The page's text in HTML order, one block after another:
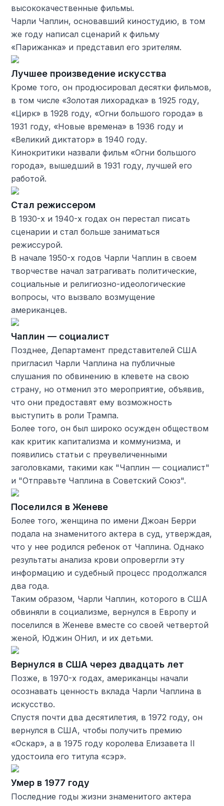
высококачественные фильмы.
Чарли Чаплин, основавший киностудию, в том
же году написал сценарий к фильму
«Парижанка» и представил его зрителям.
Лучшее произведение искусства
Кроме того, он продюсировал десятки фильмов,
в том числе «Золотая лихорадка» в 1925 году,
«Цирк» в 1928 году, «Огни большого города» в
1931 году, «Новые времена» в 1936 году и
«Великий диктатор» в 1940 году.
Кинокритики назвали фильм «Огни большого
города», вышедший в 1931 году, лучшей его
работой.
Стал режиссером
В 1930-х и 1940-х годах он перестал писать
сценарии и стал больше заниматься
режиссурой.
В начале 1950-х годов Чарли Чаплин в своем
творчестве начал затрагивать политические,
социальные и религиозно-идеологические
вопросы, что вызвало возмущение
американцев.
Чаплин — социалист
Позднее, Департамент представителей США
пригласил Чарли Чаплина на публичные
слушания по обвинению в клевете на свою
страну, но отменил это мероприятие, объявив,
что они предоставят ему возможность
выступить в роли Трампа.
Более того, он был широко осужден обществом
как критик капитализма и коммунизма, и
появились статьи с преувеличенными
заголовками, такими как "Чаплин — социалист"
и "Отправьте Чаплина в Советский Союз".
Поселился в Женеве
Более того, женщина по имени Джоан Берри
подала на знаменитого актера в суд, утверждая,
что у нее родился ребенок от Чаплина. Однако
результаты анализа крови опровергли эту
информацию и судебный процесс продолжался
два года.
Таким образом, Чарли Чаплин, которого в США
обвиняли в социализме, вернулся в Европу и
поселился в Женеве вместе со своей четвертой
женой, Юджин ОНил, и их детьми.
Вернулся в США через двадцать лет
Позже, в 1970-х годах, американцы начали
осознавать ценность вклада Чарли Чаплина в
искусство.
Спустя почти два десятилетия, в 1972 году, он
вернулся в США, чтобы получить премию
«Оскар», а в 1975 году королева Елизавета II
удостоила его титула «сэр».
Умер в 1977 году
Последние годы жизни знаменитого актера